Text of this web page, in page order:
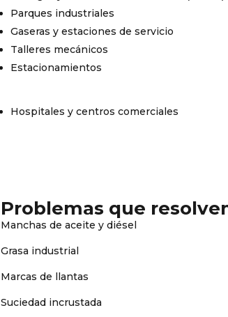
Parques industriales
Gaseras y estaciones de servicio
Talleres mecánicos
Estacionamientos
Hospitales y centros comerciales
Problemas que
Manchas de aceite y diésel
Grasa industrial
Marcas de llantas
Suciedad incrustada